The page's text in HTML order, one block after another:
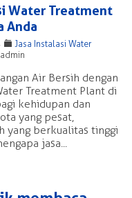
Water Treatment
Anda
F Jasa Instalasi Water
admin
Air Bersih dengan
Treatment Plant di
kehidupan dan
yang pesat,
yang berkualitas tinggi
jasa...